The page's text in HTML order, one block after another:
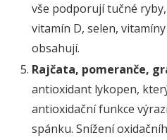
vše podporují tučné
vitamín D, selen,
obsahují.
Rajčata, pomeranče,
antioxidant lykopen,
antioxidační funkce
spánku. Snížení